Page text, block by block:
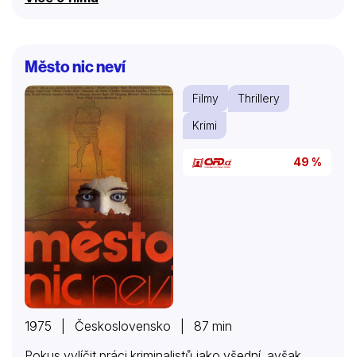
Město nic neví
Filmy
Thrillery
Krimi
49 %
1975 | Československo | 87 min